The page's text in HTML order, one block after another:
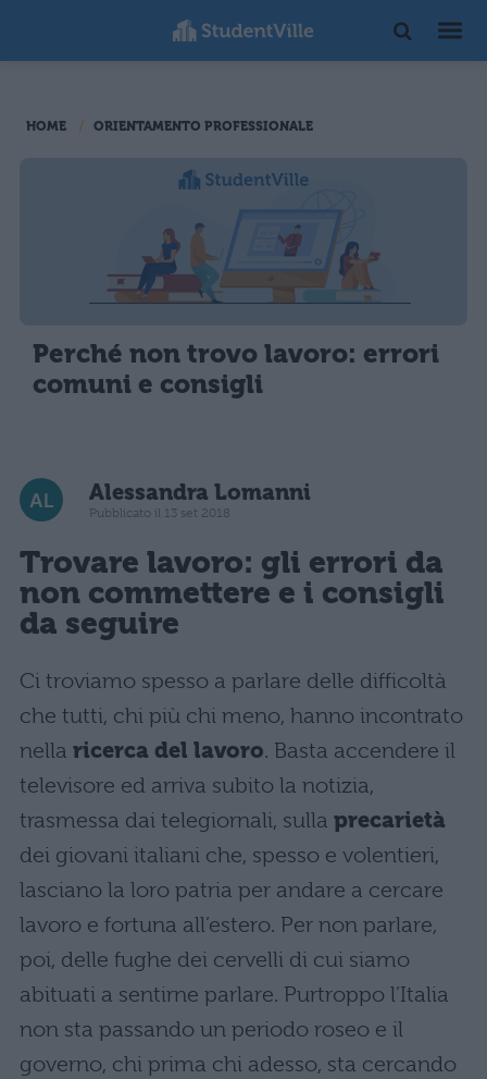
HOME ORIENTAMENTO PROFESSIONALE
Perché non trovo lavoro: errori
comuni e consigli
Alessandra Lomanni
Pubblicato il 13 set 2018
Trovare lavoro: gli errori da
non commettere e i consigli
da seguire
Ci troviamo spesso a parlare delle difficoltà
che tutti, chi più chi meno, hanno incontrato
nella ricerca del lavoro. Basta accendere il
televisore ed arriva subito la notizia,
trasmessa dai telegiornali, sulla precarietà
dei giovani italiani che, spesso e volentieri,
lasciano la loro patria per andare a cercare
lavoro e fortuna all’estero. Per non parlare,
poi, delle fughe dei cervelli di cui siamo
abituati a sentirne parlare. Purtroppo l’Italia
non sta passando un periodo roseo e il
governo, chi prima chi adesso, sta cercando